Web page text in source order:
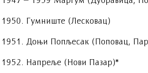
1950. Гумниште (Лесковац)
1951. Доњи Попљесак (Поповац,
1952. Напреље (Нови Пазар)*